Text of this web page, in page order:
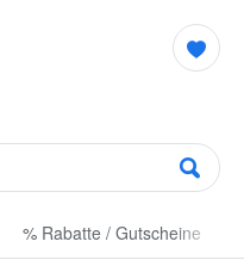
% Rabatte / Gutscheine